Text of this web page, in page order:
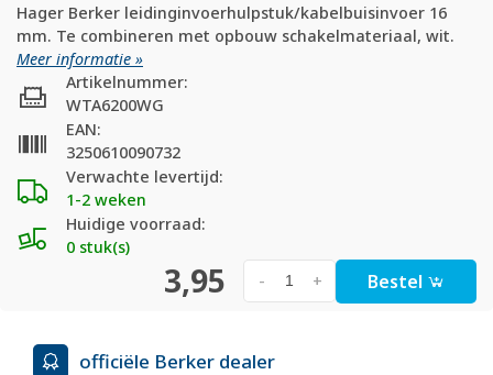
Hager Berker leidinginvoerhulpstuk/kabelbuisinvoer 16
mm. Te combineren met opbouw schakelmateriaal, wit.
Meer informatie »
Verwachte levertijd:
1-2 weken
Huidige voorraad:
0 stuk(s)
Artikelnummer:
WTA6200WG
EAN:
3250610090732
3,95 +
- Bestel
officiële Berker dealer